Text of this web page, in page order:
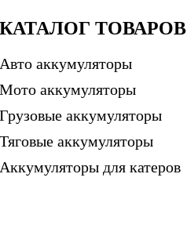
КАТАЛОГ ТОВАРОВ
Авто аккумуляторы
Мото аккумуляторы
Грузовые аккумуляторы
Тяговые аккумуляторы
Аккумуляторы для катеров